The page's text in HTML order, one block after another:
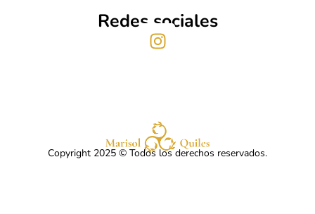
Redes sociales
Copyright 2025 © Todos los derechos reservados.